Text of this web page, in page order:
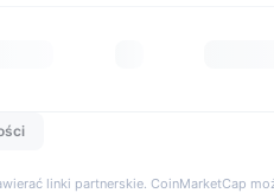
linki partnerskie. CoinMarketCap